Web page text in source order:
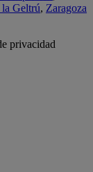
Geltrú, Zaragoza
privacidad